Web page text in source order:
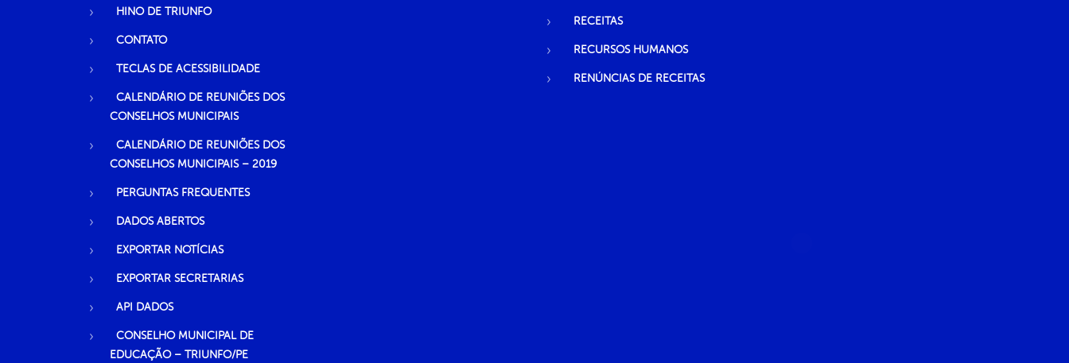
HINO DE TRIUNFO
CONTATO
TECLAS DE ACESSIBILIDADE
CALENDÁRIO DE REUNIÕES DOS
CONSELHOS MUNICIPAIS
CALENDÁRIO DE REUNIÕES DOS
CONSELHOS MUNICIPAIS – 2019
PERGUNTAS FREQUENTES
DADOS ABERTOS
EXPORTAR NOTÍCIAS
EXPORTAR SECRETARIAS
API DADOS
CONSELHO MUNICIPAL DE
EDUCAÇÃO – TRIUNFO/PE
RECEITAS
RECURSOS HUMANOS
RENÚNCIAS DE RECEITAS